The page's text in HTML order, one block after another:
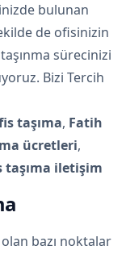
bulunan
de ofisinizin
sürecinizi
Bizi Tercih
taşıma, Fatih
ücretleri,
taşıma iletişim
bazı noktalar